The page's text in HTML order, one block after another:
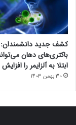
کشف جدید
باکتری‌های دهان
ابتلا به آلزایمر را
30 بهمن 1403